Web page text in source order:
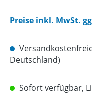
Preise inkl. MwSt.
Deutschland)
Sofort verfügbar,